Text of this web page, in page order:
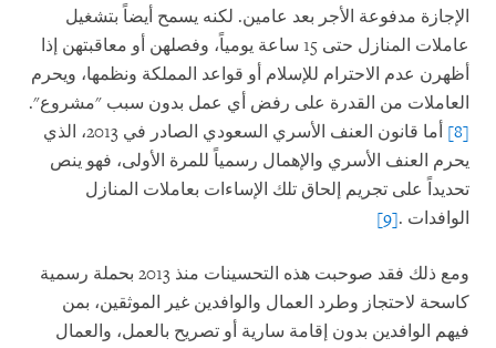
الإجازة مدفوعة الأجر بعد عامين. لكنه يسمح أيضاً بتشغيل
عاملات المنازل حتى 15 ساعة يومياً، وفصلهن أو معاقبتهن إذا
أظهرن عدم الاحترام للإسلام أو قواعد المملكة ونظمها، ويحرم
العاملات من القدرة على رفض أي عمل بدون سبب "مشروع".
[8]
أما قانون العنف الأسري السعودي الصادر في 2013، الذي
يحرم العنف الأسري والإهمال رسمياً للمرة الأولى، فهو ينص
تحديداً على تجريم إلحاق تلك الإساءات بعاملات المنازل
الوافدات .
[9]
ومع ذلك فقد صوحبت هذه التحسينات منذ 2013 بحملة رسمية
كاسحة لاحتجاز وطرد العمال والوافدين غير الموثقين، بمن
فيهم الوافدين بدون إقامة سارية أو تصريح بالعمل، والعمال